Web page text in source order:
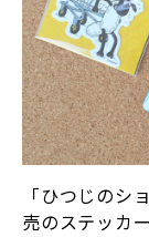
「ひつじのシ
売のステッカ